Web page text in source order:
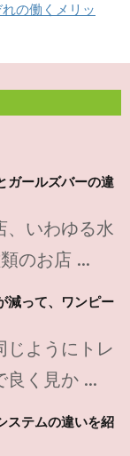
の働くメリッ
ガールズバーの違
、いわゆる水
のお店 ...
減って、ワンピー
じようにトレ
良く見か ...
ステムの違いを紹